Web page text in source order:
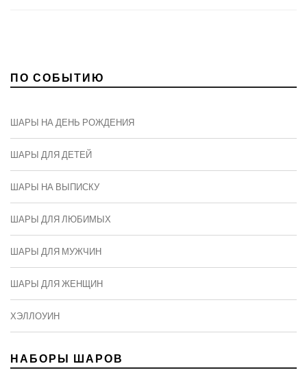
ПО СОБЫТИЮ
ШАРЫ НА ДЕНЬ РОЖДЕНИЯ
ШАРЫ ДЛЯ ДЕТЕЙ
ШАРЫ НА ВЫПИСКУ
ШАРЫ ДЛЯ ЛЮБИМЫХ
ШАРЫ ДЛЯ МУЖЧИН
ШАРЫ ДЛЯ ЖЕНЩИН
ХЭЛЛОУИН
НАБОРЫ ШАРОВ